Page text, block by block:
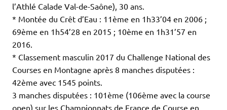
l’Athlé Calade Val-de-Saône), 30 ans.
* Montée du Crêt d’Eau : 11ème en 1h33’04 en 2006 ;
69ème en 1h54’28 en 2015 ; 10ème en 1h31’57 en
2016.
* Classement masculin 2017 du Challenge National des
Courses en Montagne après 8 manches disputées :
42ème avec 1545 points.
3 manches disputées : 101ème (106ème avec la course
open) sur les Championnats de France de Course en